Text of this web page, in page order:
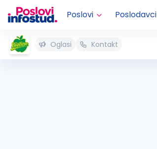
Poslovi Poslodavci
Oglasi Kontakt